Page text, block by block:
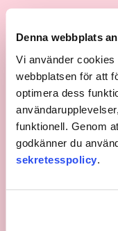
Denna webbplats
Vi använder
webbplatsen för att
optimera dess
funktionell. Genom
godkänner du
sekretesspolicy.
Tjänster
Personal
Tidsbokning